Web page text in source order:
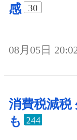
感
30
08月05日
消費税減税
も
244